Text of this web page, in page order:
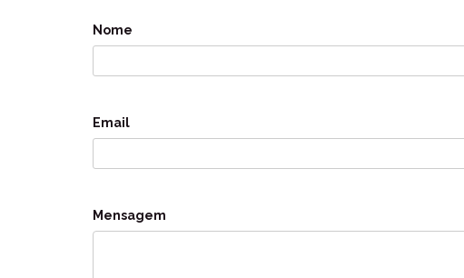
Nome
Email
Mensagem